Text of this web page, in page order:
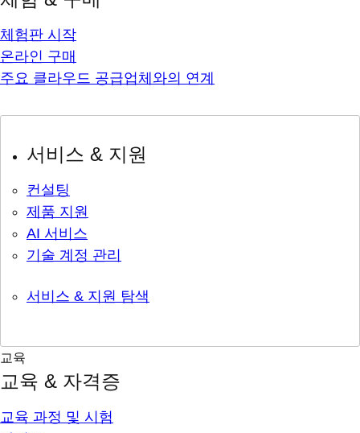
체험판 시작
온라인 구매
주요 클라우드 공급업체와의 연계
서비스 & 지원
컨설팅
제품 지원
AI 서비스
기술 계정 관리
서비스 & 지원 탐색
교육
교육 & 자격증
교육 과정 및 시험